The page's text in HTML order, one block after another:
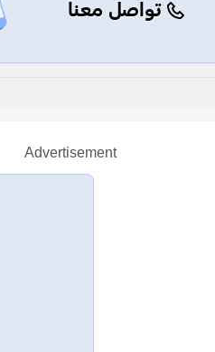
تواصل معنا
Advertisement